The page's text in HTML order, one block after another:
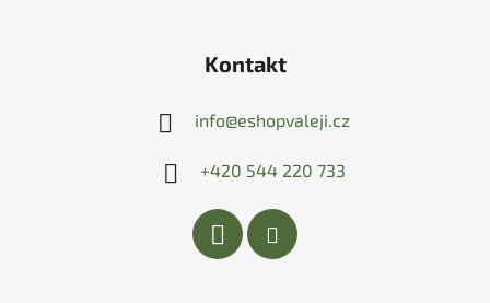
Kontakt
info@eshopvaleji.cz
+420 544 220 733